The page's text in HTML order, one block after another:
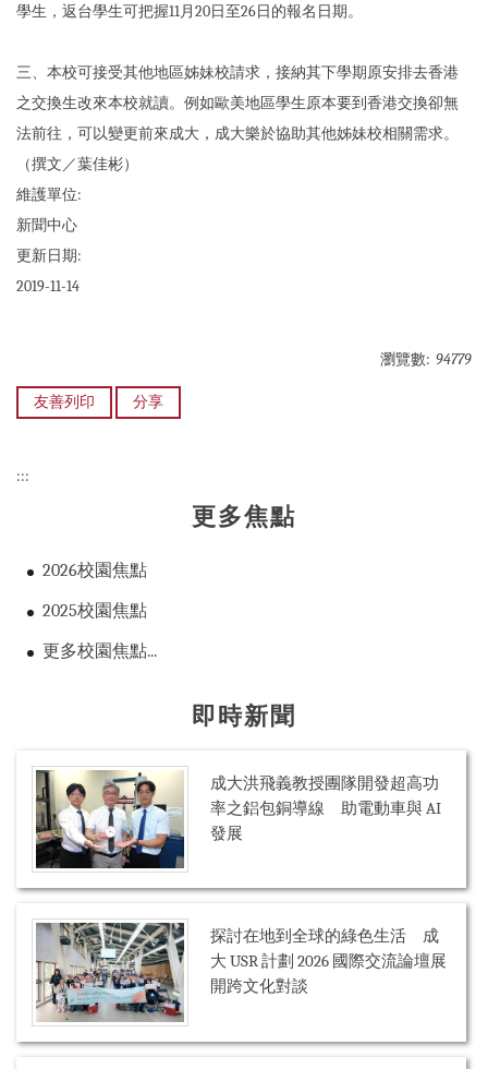
學生，返台學生可把握11月20日至26日的報名日期。
三、本校可接受其他地區姊妹校請求，接納其下學期原安排去香港
之交換生改來本校就讀。例如歐美地區學生原本要到香港交換卻無
法前往，可以變更前來成大，成大樂於協助其他姊妹校相關需求。
（撰文／葉佳彬）
維護單位:
新聞中心
更新日期:
2019-11-14
瀏覽數: 94779
友善列印 分享
:::
更多焦點
2026校園焦點
2025校園焦點
更多校園焦點...
即時新聞
成大洪飛義教授團隊開發超高功
率之鋁包銅導線 助電動車與 AI
發展
探討在地到全球的綠色生活 成
大 USR 計劃 2026 國際交流論壇展
開跨文化對談